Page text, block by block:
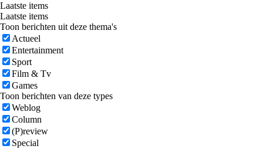
Laatste items
Laatste items
Toon berichten uit deze thema's
Actueel
Entertainment
Sport
Film & Tv
Games
Toon berichten van deze types
Weblog
Column
(P)review
Special